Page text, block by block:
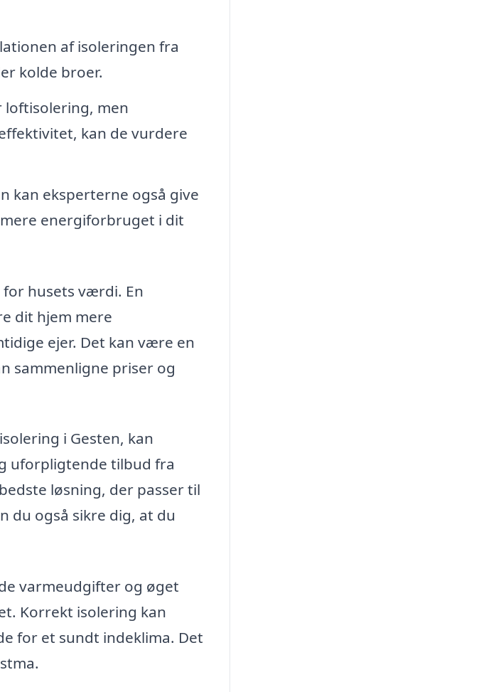
af isoleringen fra
kolde broer.
loftisolering, men
kan de vurdere
kan eksperterne også give
energiforbruget i dit
husets værdi. En
dit hjem mere
ejer. Det kan være en
sammenligne priser og
i Gesten, kan
uforpligtende tilbud fra
løsning, der passer til
du også sikre dig, at du
varmeudgifter og øget
Korrekt isolering kan
for et sundt indeklima. Det